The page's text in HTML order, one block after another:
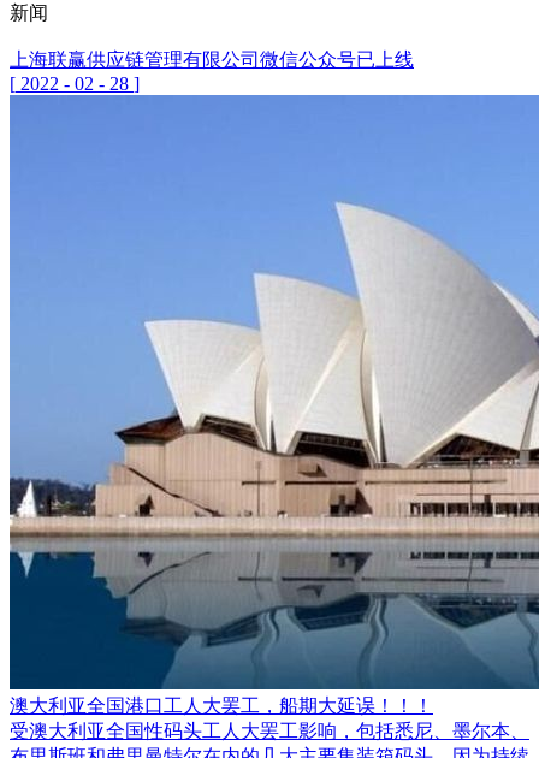
新闻
上海联赢供应链管理有限公司微信公众号已上线
[ 2022 - 02 - 28 ]
澳大利亚全国港口工人大罢工，船期大延误！！！
受澳大利亚全国性码头工人大罢工影响，包括悉尼、墨尔本、